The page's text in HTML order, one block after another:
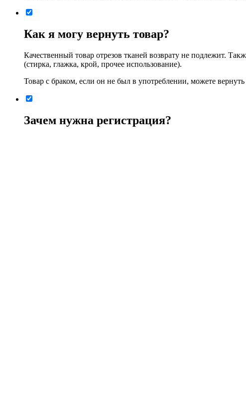
Как я могу вернуть товар?
Качественный товар отрезов тканей возврату не подлежит.
(стирка, глажка, крой, прочее использование).
Товар с браком, если он не был в употреблении, можете
Зачем нужна регистрация?